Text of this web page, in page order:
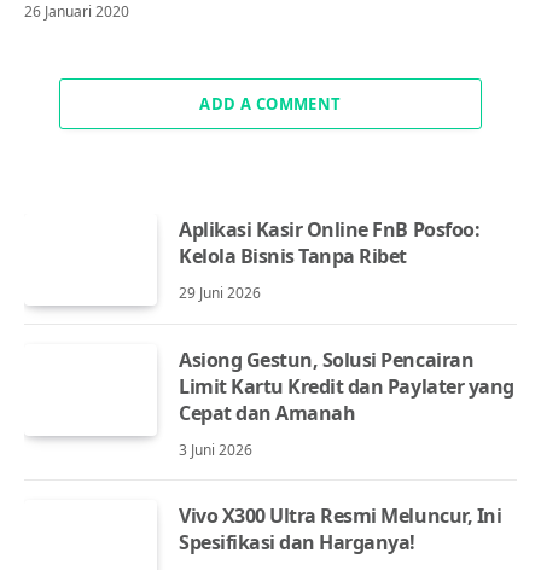
26 Januari 2020
ADD A COMMENT
Aplikasi Kasir Online FnB Posfoo:
Kelola Bisnis Tanpa Ribet
29 Juni 2026
Asiong Gestun, Solusi Pencairan
Limit Kartu Kredit dan Paylater yang
Cepat dan Amanah
3 Juni 2026
Vivo X300 Ultra Resmi Meluncur, Ini
Spesifikasi dan Harganya!